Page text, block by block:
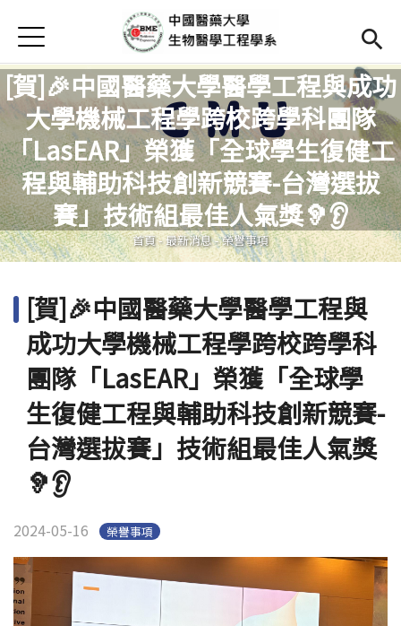
首頁
Open submenu (高中專區)
高中專區
最新消息
Open submenu (學系簡介)
學系簡介
Open
本系成員
Open
課程資訊
Open submenu (重要連結)
重要連結
En(link is external)
Jump to Navigation
Jump to Main content
[賀]🎉中國醫藥大學醫學工程與成功
大學機械工程學跨校跨學科團隊
「LasEAR」榮獲「全球學生復健工
程與輔助科技創新競賽-台灣選拔
賽」技術組最佳人氣獎🦻👂
您在這裡
首頁-最新消息-榮譽事項
[賀]🎉中國醫藥大學醫學工程與
成功大學機械工程學跨校跨學科
團隊「LasEAR」榮獲「全球學
生復健工程與輔助科技創新競賽-
台灣選拔賽」技術組最佳人氣獎
🦻👂
2024-05-16 榮譽事項